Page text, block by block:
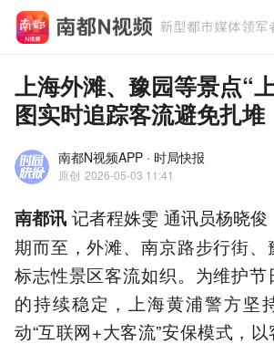
上海外滩、豫园等景点“
图实时追踪客流避免扎堆
南都N视频APP · 时局快报
原创 2026-05-03 11:41
南都讯 记者程姝雯 通讯员杨晓俊
期而至，外滩、南京路步行街
标志性景区客流如织。为维护节
的持续稳定，上海黄浦警方坚
动“互联网+大客流”安保模式，